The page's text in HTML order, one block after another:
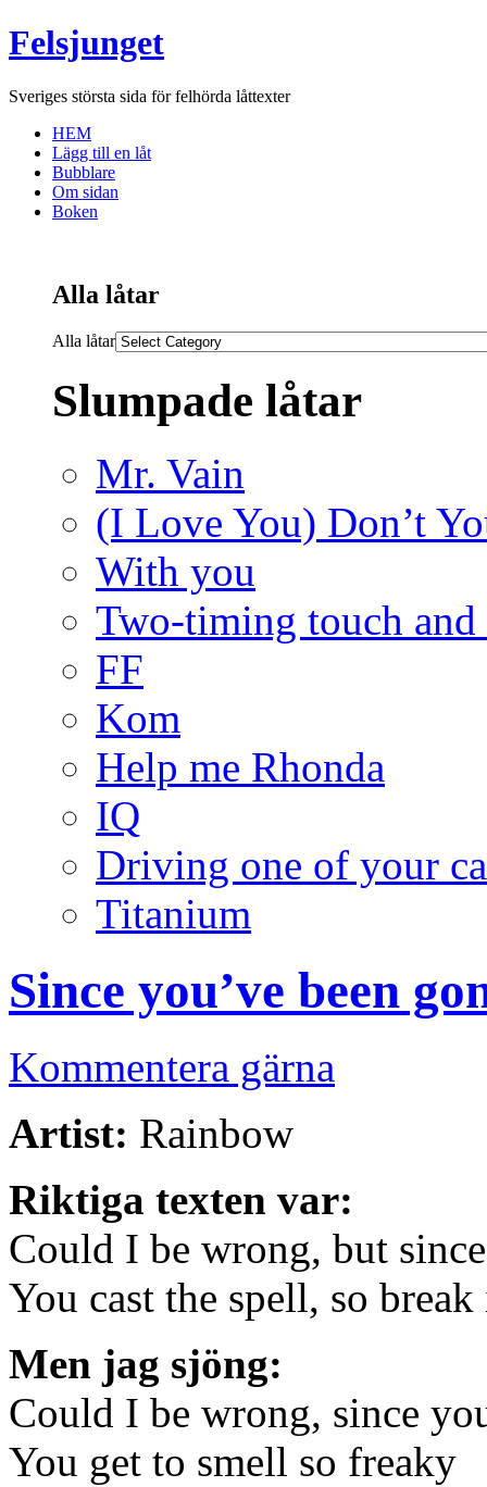
Felsjunget
Sveriges största sida för felhörda låttexter
HEM
Lägg till en låt
Bubblare
Om sidan
Boken
Alla låtar
Alla låtar
Slumpade låtar
Mr. Vain
(I Love You) Don’t
With you
Two-timing touch and
FF
Kom
Help me Rhonda
IQ
Driving one of your
Titanium
Since you’ve been
Kommentera gärna
Artist: Rainbow
Riktiga texten var:
Could I be wrong, but
You cast the spell, so
Men jag sjöng:
Could I be wrong, since
You get to smell so freaky